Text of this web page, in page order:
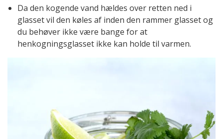
Da den kogende vand hældes over retten ned i
glasset vil den køles af inden den rammer glasset og
du behøver ikke være bange for at
henkogningsglasset ikke kan holde til varmen.